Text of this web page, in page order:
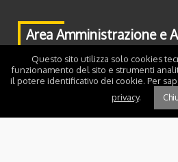
Area Amministrazione e
Piazza Fiera, 2 - 38122 Trento
Contatti
Questo sito utilizza solo cookies
funzionamento del sito e strumenti
il potere identificativo dei cookie. Per
privacy.